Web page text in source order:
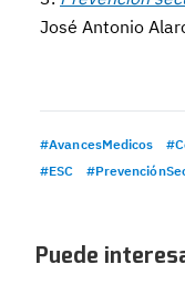
José Antonio
#AvancesMedicos
#ESC
Puede